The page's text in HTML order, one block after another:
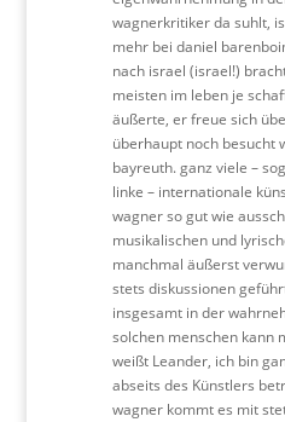
wagnerkritiker da suhlt,
mehr bei daniel
nach israel (israel!)
meisten im leben je
äußerte, er freue sich
überhaupt noch besucht
bayreuth. ganz viele –
linke – internationale
wagner so gut wie
musikalischen und
manchmal äußerst
stets diskussionen
insgesamt in der
solchen menschen kann
weißt Leander, ich bin
abseits des Künstlers
wagner kommt es mit